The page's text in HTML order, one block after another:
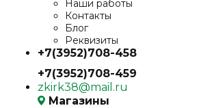
Наши работы
Контакты
Блог
Реквизиты
+7(3952)708-458
+7(3952)708-459
zkirk38@mail.ru
Магазины